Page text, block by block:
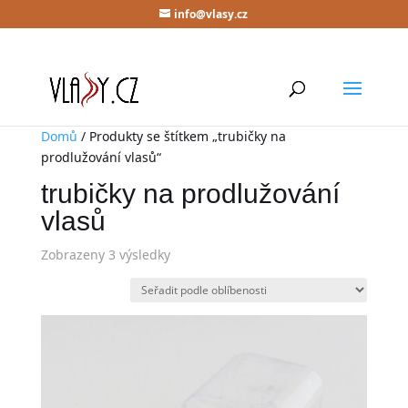
info@vlasy.cz
Domů / Produkty se štítkem „trubičky na
prodlužování vlasů“
trubičky na prodlužování
vlasů
Zobrazeny 3 výsledky